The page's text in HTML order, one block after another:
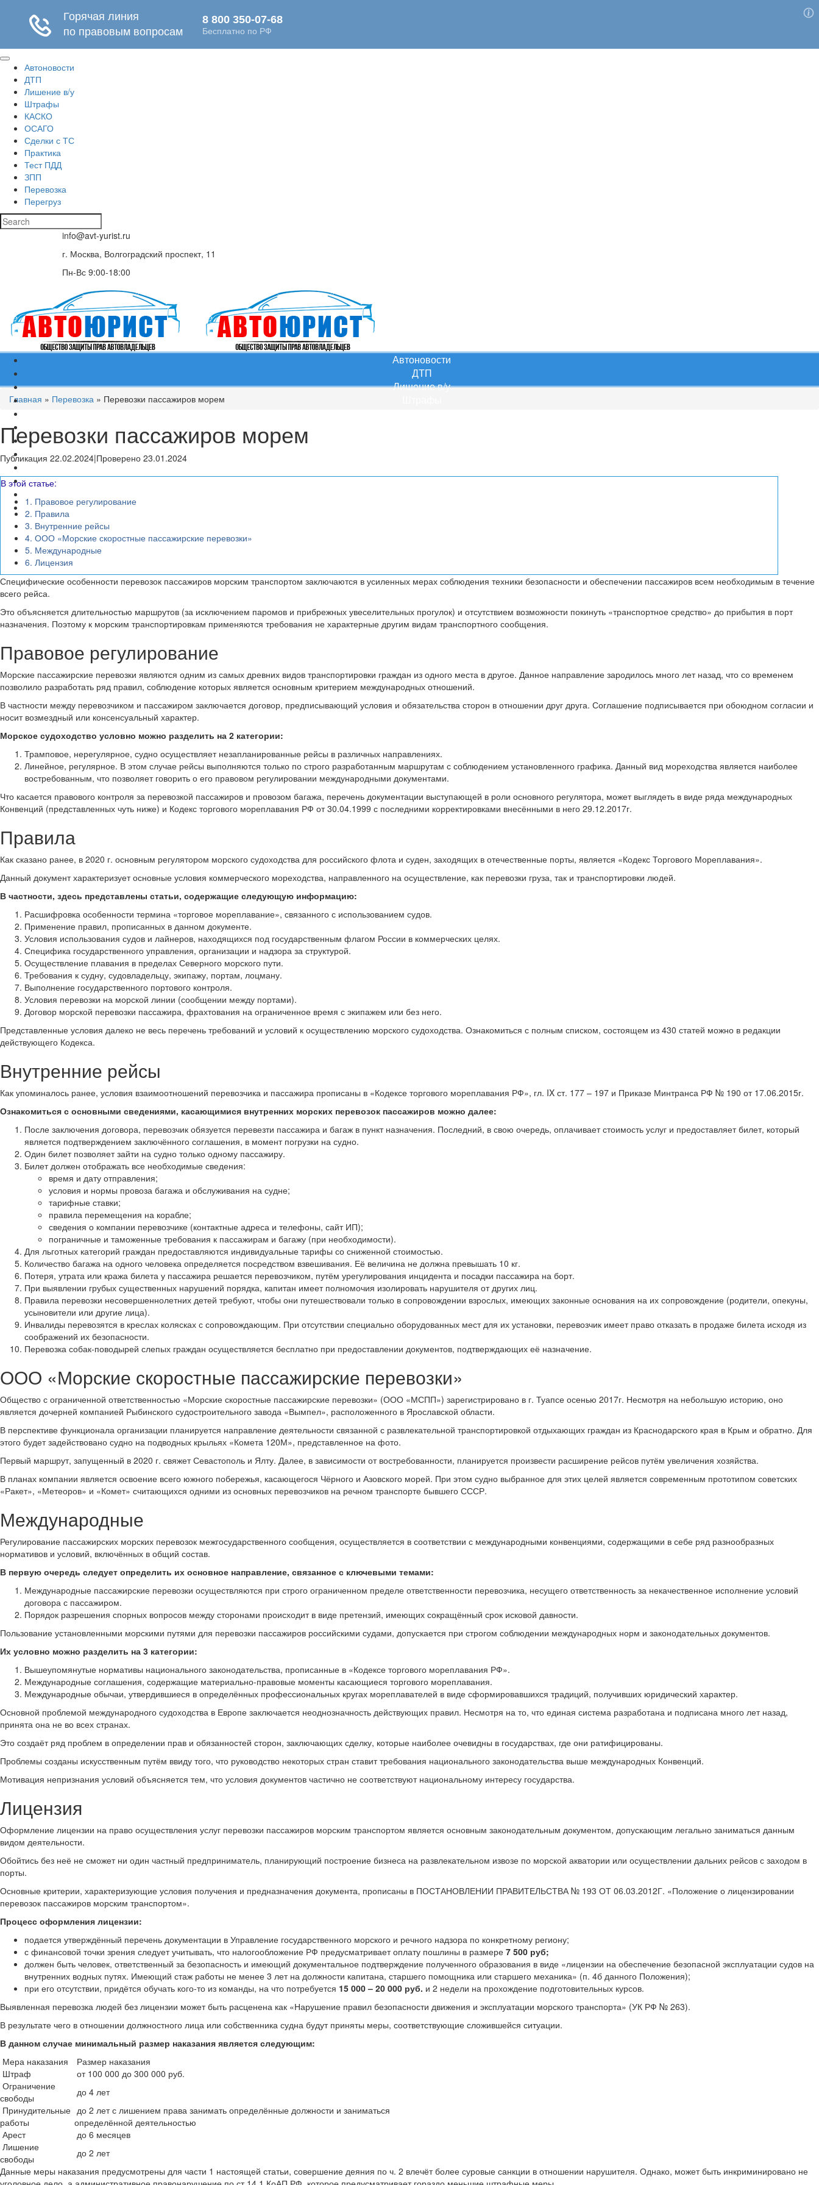
Автоновости
ДТП
Лишение в/у
Штрафы
КАСКО
ОСАГО
Сделки с ТС
Практика
Тест ПДД
ЗПП
Перевозка
Перегруз
info@avt-yurist.ru
г. Москва, Волгоградский проспект, 11
Пн-Вс 9:00-18:00
Автоновости
ДТП
Лишение в/у
ЗПП
Главная » Перевозка » Перевозки пассажиров морем
Перевозки пассажиров морем
Публикация 22.02.2024|Проверено 23.01.2024
В этой статье:
1. Правовое регулирование
2. Правила
3. Внутренние рейсы
4. ООО «Морские скоростные пассажирские перевозки»
5. Международные
6. Лицензия
Специфические особенности перевозок пассажиров морским транспортом заключаются в усиленных мерах соблюдения техники безопасности и обеспечении пассажиров всем необходимым в течение
всего рейса.
Это объясняется длительностью маршрутов (за исключением паромов и прибрежных увеселительных прогулок) и отсутствием возможности покинуть «транспортное средство» до прибытия в порт
назначения. Поэтому к морским транспортировкам применяются требования не характерные другим видам транспортного сообщения.
Правовое регулирование
Морские пассажирские перевозки являются одним из самых древних видов транспортировки граждан из одного места в другое. Данное направление зародилось много лет назад, что со временем
позволило разработать ряд правил, соблюдение которых является основным критерием международных отношений.
В частности между перевозчиком и пассажиром заключается договор, предписывающий условия и обязательства сторон в отношении друг друга. Соглашение подписывается при обоюдном согласии и
носит возмездный или консенсуальный характер.
Морское судоходство условно можно разделить на 2 категории:
Трамповое, нерегулярное, судно осуществляет незапланированные рейсы в различных направлениях.
Линейное, регулярное. В этом случае рейсы выполняются только по строго разработанным маршрутам с соблюдением установленного графика. Данный вид мореходства является наиболее
востребованным, что позволяет говорить о его правовом регулировании международными документами.
Что касается правового контроля за перевозкой пассажиров и провозом багажа, перечень документации выступающей в роли основного регулятора, может выглядеть в виде ряда международных
Конвенций (представленных чуть ниже) и Кодекс торгового мореплавания РФ от 30.04.1999 с последними корректировками внесёнными в него 29.12.2017г.
Правила
Как сказано ранее, в 2020 г. основным регулятором морского судоходства для российского флота и суден, заходящих в отечественные порты, является «Кодекс Торгового Мореплавания».
Данный документ характеризует основные условия коммерческого мореходства, направленного на осуществление, как перевозки груза, так и транспортировки людей.
В частности, здесь представлены статьи, содержащие следующую информацию:
Расшифровка особенности термина «торговое мореплавание», связанного с использованием судов.
Применение правил, прописанных в данном документе.
Условия использования судов и лайнеров, находящихся под государственным флагом России в коммерческих целях.
Специфика государственного управления, организации и надзора за структурой.
Осуществление плавания в пределах Северного морского пути.
Требования к судну, судовладельцу, экипажу, портам, лоцману.
Выполнение государственного портового контроля.
Условия перевозки на морской линии (сообщении между портами).
Договор морской перевозки пассажира, фрахтования на ограниченное время с экипажем или без него.
Представленные условия далеко не весь перечень требований и условий к осуществлению морского судоходства. Ознакомиться с полным списком, состоящем из 430 статей можно в редакции
действующего Кодекса.
Внутренние рейсы
Как упоминалось ранее, условия взаимоотношений перевозчика и пассажира прописаны в «Кодексе торгового мореплавания РФ», гл. IX ст. 177 – 197 и Приказе Минтранса РФ № 190 от 17.06.2015г.
Ознакомиться с основными сведениями, касающимися внутренних морских перевозок пассажиров можно далее:
После заключения договора, перевозчик обязуется перевезти пассажира и багаж в пункт назначения. Последний, в свою очередь, оплачивает стоимость услуг и предоставляет билет, который
является подтверждением заключённого соглашения, в момент погрузки на судно.
Один билет позволяет зайти на судно только одному пассажиру.
Билет должен отображать все необходимые сведения:
время и дату отправления;
условия и нормы провоза багажа и обслуживания на судне;
тарифные ставки;
правила перемещения на корабле;
сведения о компании перевозчике (контактные адреса и телефоны, сайт ИП);
пограничные и таможенные требования к пассажирам и багажу (при необходимости).
Для льготных категорий граждан предоставляются индивидуальные тарифы со сниженной стоимостью.
Количество багажа на одного человека определяется посредством взвешивания. Её величина не должна превышать 10 кг.
Потеря, утрата или кража билета у пассажира решается перевозчиком, путём урегулирования инцидента и посадки пассажира на борт.
При выявлении грубых существенных нарушений порядка, капитан имеет полномочия изолировать нарушителя от других лиц.
Правила перевозки несовершеннолетних детей требуют, чтобы они путешествовали только в сопровождении взрослых, имеющих законные основания на их сопровождение (родители, опекуны,
усыновители или другие лица).
Инвалиды перевозятся в креслах колясках с сопровождающим. При отсутствии специально оборудованных мест для их установки, перевозчик имеет право отказать в продаже билета исходя из
соображений их безопасности.
Перевозка собак-поводырей слепых граждан осуществляется бесплатно при предоставлении документов, подтверждающих её назначение.
ООО «Морские скоростные пассажирские перевозки»
Общество с ограниченной ответственностью «Морские скоростные пассажирские перевозки» (ООО «МСПП») зарегистрировано в г. Туапсе осенью 2017г. Несмотря на небольшую историю, оно
является дочерней компанией Рыбинского судостроительного завода «Вымпел», расположенного в Ярославской области.
В перспективе функционала организации планируется направление деятельности связанной с развлекательной транспортировкой отдыхающих граждан из Краснодарского края в Крым и обратно. Для
этого будет задействовано судно на подводных крыльях «Комета 120М», представленное на фото.
Первый маршрут, запущенный в 2020 г. свяжет Севастополь и Ялту. Далее, в зависимости от востребованности, планируется произвести расширение рейсов путём увеличения хозяйства.
В планах компании является освоение всего южного побережья, касающегося Чёрного и Азовского морей. При этом судно выбранное для этих целей является современным прототипом советских
«Ракет», «Метеоров» и «Комет» считающихся одними из основных перевозчиков на речном транспорте бывшего СССР.
Международные
Регулирование пассажирских морских перевозок межгосударственного сообщения, осуществляется в соответствии с международными конвенциями, содержащими в себе ряд разнообразных
нормативов и условий, включённых в общий состав.
В первую очередь следует определить их основное направление, связанное с ключевыми темами:
Международные пассажирские перевозки осуществляются при строго ограниченном пределе ответственности перевозчика, несущего ответственность за некачественное исполнение условий
договора с пассажиром.
Порядок разрешения спорных вопросов между сторонами происходит в виде претензий, имеющих сокращённый срок исковой давности.
Пользование установленными морскими путями для перевозки пассажиров российскими судами, допускается при строгом соблюдении международных норм и законодательных документов.
Их условно можно разделить на 3 категории:
Вышеупомянутые нормативы национального законодательства, прописанные в «Кодексе торгового мореплавания РФ».
Международные соглашения, содержащие материально-правовые моменты касающиеся торгового мореплавания.
Международные обычаи, утвердившиеся в определённых профессиональных кругах мореплавателей в виде сформировавшихся традиций, получивших юридический характер.
Основной проблемой международного судоходства в Европе заключается неоднозначность действующих правил. Несмотря на то, что единая система разработана и подписана много лет назад,
принята она не во всех странах.
Это создаёт ряд проблем в определении прав и обязанностей сторон, заключающих сделку, которые наиболее очевидны в государствах, где они ратифицированы.
Проблемы созданы искусственным путём ввиду того, что руководство некоторых стран ставит требования национального законодательства выше международных Конвенций.
Мотивация непризнания условий объясняется тем, что условия документов частично не соответствуют национальному интересу государства.
Лицензия
Оформление лицензии на право осуществления услуг перевозки пассажиров морским транспортом является основным законодательным документом, допускающим легально заниматься данным
видом деятельности.
Обойтись без неё не сможет ни один частный предприниматель, планирующий построение бизнеса на развлекательном извозе по морской акватории или осуществлении дальних рейсов с заходом в
порты.
Основные критерии, характеризующие условия получения и предназначения документа, прописаны в ПОСТАНОВЛЕНИИ ПРАВИТЕЛЬСТВА № 193 ОТ 06.03.2012Г. «Положение о лицензировании
перевозок пассажиров морским транспортом».
Процесс оформления лицензии:
подается утверждённый перечень документации в Управление государственного морского и речного надзора по конкретному региону;
с финансовой точки зрения следует учитывать, что налогообложение РФ предусматривает оплату пошлины в размере 7 500 руб;
должен быть человек, ответственный за безопасность и имеющий документальное подтверждение полученного образования в виде «лицензии на обеспечение безопасной эксплуатации судов на
внутренних водных путях. Имеющий стаж работы не менее 3 лет на должности капитана, старшего помощника или старшего механика» (п. 4б данного Положения);
при его отсутствии, придётся обучать кого-то из команды, на что потребуется 15 000 – 20 000 руб. и 2 недели на прохождение подготовительных курсов.
Выявленная перевозка людей без лицензии может быть расценена как «Нарушение правил безопасности движения и эксплуатации морского транспорта» (УК РФ № 263).
В результате чего в отношении должностного лица или собственника судна будут приняты меры, соответствующие сложившейся ситуации.
В данном случае минимальный размер наказания является следующим:
Мера наказания
Размер наказания
Штраф
от 100 000 до 300 000 руб.
Ограничение
свободы
до 4 лет
Принудительные
работы
до 2 лет с лишением права занимать определённые должности и заниматься
определённой деятельностью
Арест
до 6 месяцев
Лишение
свободы
до 2 лет
Данные меры наказания предусмотрены для части 1 настоящей статьи, совершение деяния по ч. 2 влечёт более суровые санкции в отношении нарушителя. Однако, может быть инкриминировано не